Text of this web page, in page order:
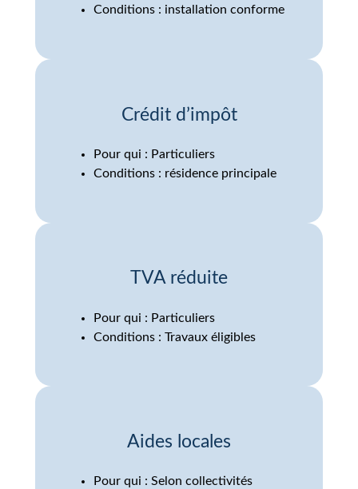
Conditions : installation conforme
Crédit d’impôt
Pour qui : Particuliers
Conditions : résidence principale
TVA réduite
Pour qui : Particuliers
Conditions : Travaux éligibles
Aides locales
Pour qui : Selon collectivités